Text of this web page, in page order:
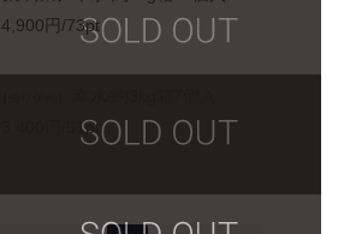
4,900円/73pt
3,400円/51pt